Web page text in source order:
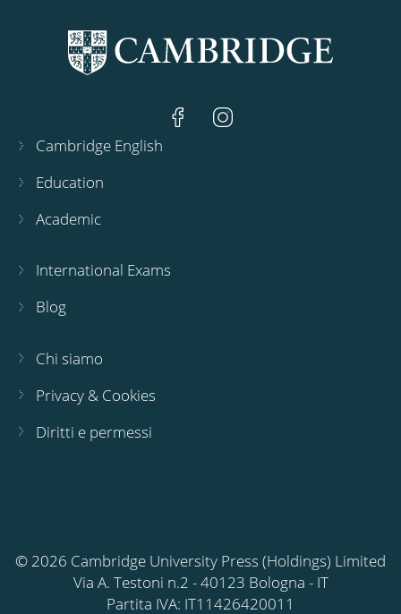
Cambridge English
Education
Academic
International Exams
Blog
Chi siamo
Privacy & Cookies
Diritti e permessi
© 2026 Cambridge University Press (Holdings) Limited
Via A. Testoni n.2 - 40123 Bologna - IT
Partita IVA: IT11426420011